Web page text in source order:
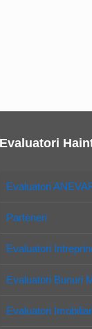
Evaluatori
Evaluatori
Parteneri
Evaluatori
Evaluatori Bunuri
Evaluatori